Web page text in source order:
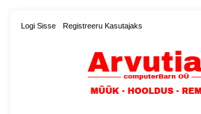
Logi Sisse Registreeru Kasutajaks